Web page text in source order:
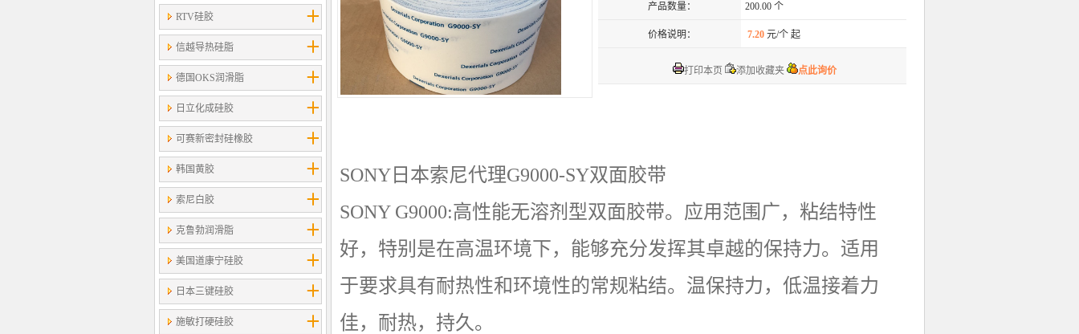
RTV硅胶
信越导热硅脂
德国OKS润滑脂
日立化成硅胶
可赛新密封硅橡胶
韩国黄胶
索尼白胶
克鲁勃润滑脂
美国道康宁硅胶
日本三键硅胶
施敏打硬硅胶
产品数量： 200.00 个
价格说明： 7.20 元/个 起
打印本页 添加收藏夹 点此询价
SONY日本索尼代理G9000-SY双面胶带
SONY G9000:高性能无溶剂型双面胶带。应用范围广，粘结特性
好，特别是在高温环境下，能够充分发挥其卓越的保持力。适用
于要求具有耐热性和环境性的常规粘结。温保持力，低温接着力
佳，耐热，持久。